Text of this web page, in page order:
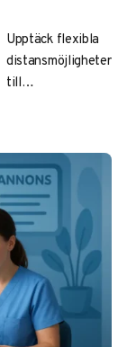
Upptäck flexibla
distansmöjligheter
till
r vid Jönköping
University och
andra, med online-
teori, VFU-krav
och CSN-stöd.
Ansök via
antagning.se för
karriär i radiologi.